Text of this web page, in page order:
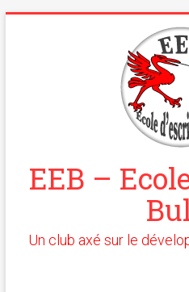
EEB –
Un club axé sur le